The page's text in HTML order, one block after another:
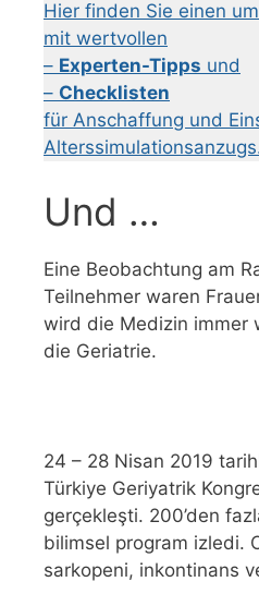
Hier finden Sie einen
mit wertvollen
– Experten-Tipps und
– Checklisten
für Anschaffung und
Und …
Eine Beobachtung am
Teilnehmer waren
wird die Medizin immer
die Geriatrie.
24 – 28 Nisan 2019
Türkiye Geriyatrik
gerçekleşti. 200’den
bilimsel program izledi.
sarkopeni, inkontinans